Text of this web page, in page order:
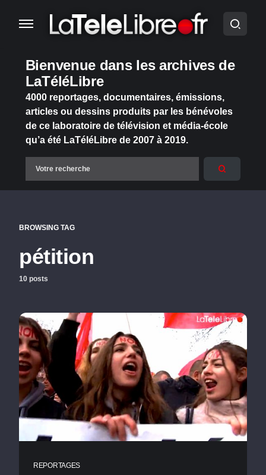
Bienvenue dans les archives de
LaTéléLibre
4000 reportages, documentaires, émissions,
articles ou dessins produits par les bénévoles
de ce laboratoire de télévision et média-école
qu’a été LaTéléLibre de 2007 à 2019.
BROWSING TAG
pétition
10 posts
REPORTAGES